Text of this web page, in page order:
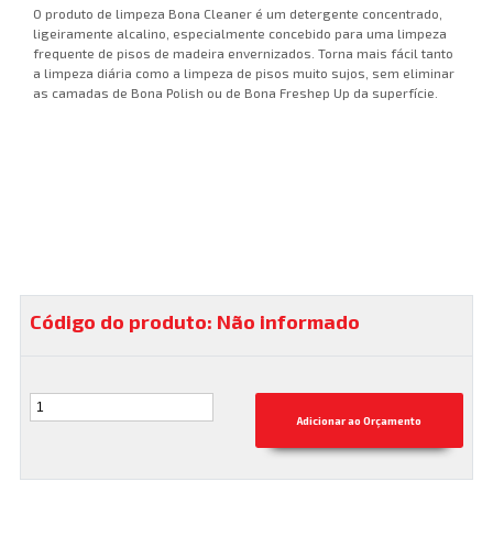
O produto de limpeza Bona Cleaner é um detergente concentrado,
ligeiramente alcalino, especialmente concebido para uma limpeza
frequente de pisos de madeira envernizados. Torna mais fácil tanto
a limpeza diária como a limpeza de pisos muito sujos, sem eliminar
as camadas de Bona Polish ou de Bona Freshep Up da superfície.
Código do produto: Não informado